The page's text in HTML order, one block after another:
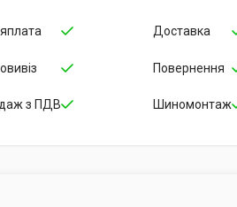
з ПДВ
Доставка
Повернення
Шиномонтаж